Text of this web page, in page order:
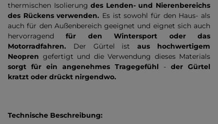
thermischen Isolierungdes Lenden- und Nierenbereichs
des Rückens verwenden. Es ist sowohl für den Haus- als
auch für den Außenbereich geeignet und eignet sich auch
hervorragend für den Wintersport oder das
Motorradfahren. Der Gürtel istaus hochwertigem
Neopren gefertigt und die Verwendung dieses Materials
sorgt für ein angenehmes Tragegefühl - der Gürtel
kratzt oder drückt nirgendwo.
Technische Beschreibung: